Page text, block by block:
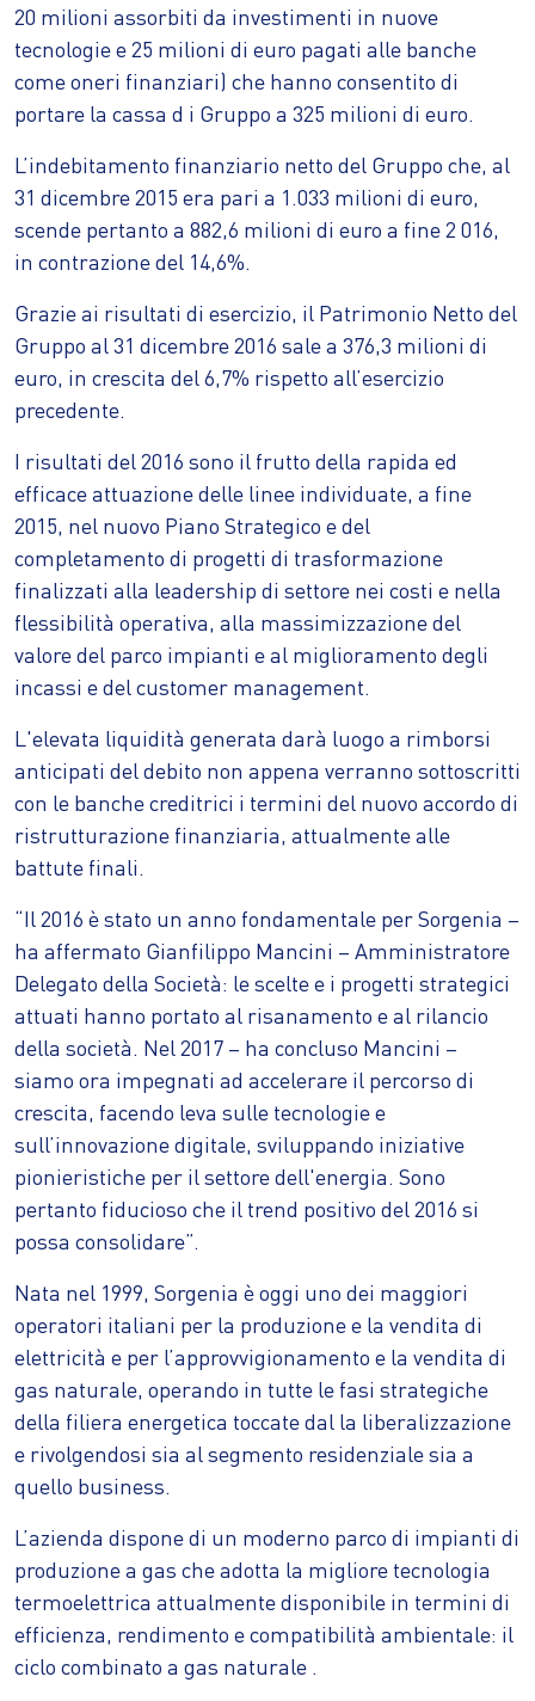
20 milioni assorbiti da investimenti in nuove
tecnologie e 25 milioni di euro pagati alle banche
come oneri finanziari) che hanno consentito di
portare la cassa d i Gruppo a 325 milioni di euro.
L’indebitamento finanziario netto del Gruppo che, al
31 dicembre 2015 era pari a 1.033 milioni di euro,
scende pertanto a 882,6 milioni di euro a fine 2 016,
in contrazione del 14,6%.
Grazie ai risultati di esercizio, il Patrimonio Netto del
Gruppo al 31 dicembre 2016 sale a 376,3 milioni di
euro, in crescita del 6,7% rispetto all’esercizio
precedente.
I risultati del 2016 sono il frutto della rapida ed
efficace attuazione delle linee individuate, a fine
2015, nel nuovo Piano Strategico e del
completamento di progetti di trasformazione
finalizzati alla leadership di settore nei costi e nella
flessibilità operativa, alla massimizzazione del
valore del parco impianti e al miglioramento degli
incassi e del customer management.
L'elevata liquidità generata darà luogo a rimborsi
anticipati del debito non appena verranno sottoscritti
con le banche creditrici i termini del nuovo accordo di
ristrutturazione finanziaria, attualmente alle
battute finali.
“Il 2016 è stato un anno fondamentale per Sorgenia –
ha affermato Gianfilippo Mancini – Amministratore
Delegato della Società: le scelte e i progetti strategici
attuati hanno portato al risanamento e al rilancio
della società. Nel 2017 – ha concluso Mancini –
siamo ora impegnati ad accelerare il percorso di
crescita, facendo leva sulle tecnologie e
sull’innovazione digitale, sviluppando iniziative
pionieristiche per il settore dell'energia. Sono
pertanto fiducioso che il trend positivo del 2016 si
possa consolidare”.
Nata nel 1999, Sorgenia è oggi uno dei maggiori
operatori italiani per la produzione e la vendita di
elettricità e per l’approvvigionamento e la vendita di
gas naturale, operando in tutte le fasi strategiche
della filiera energetica toccate dal la liberalizzazione
e rivolgendosi sia al segmento residenziale sia a
quello business.
L’azienda dispone di un moderno parco di impianti di
produzione a gas che adotta la migliore tecnologia
termoelettrica attualmente disponibile in termini di
efficienza, rendimento e compatibilità ambientale: il
ciclo combinato a gas naturale .